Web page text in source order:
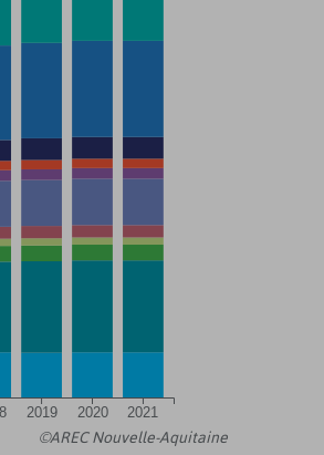
©AREC Nouvelle-Aquitaine
2019 2020 2021